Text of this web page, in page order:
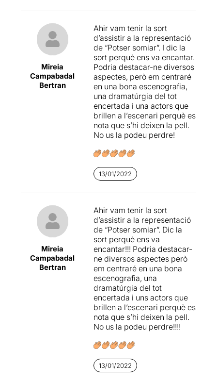
aquest joc amb el qual va
tota l’obra. Jugar amb
nosaltres amb la poca
informació que ens van
donant a comptagotes.
Aquest estat de no saber on
som exactament i no saber
quin paper juga el
personatge de Ramon
Godino. Vas pensant que és
un personatge o l’altre
important, fins que dius “ara,
ja sé qui és!!!”
El fet d’estar al limbo, o és el
que sembla, dóna un punt
afegit a l’escenografia. Que
inicialment sembla molt
sentit durant el transcurs de
l’obra.
Pots verure la resta de
meva opinió al següent
enllaç
A més, ara hem tingut la
bona noticia que prorroguen
uns quants dies més per
tenir temps d’anar a veure’ls.
Mireia
Campabadal
Bertran
Ahir vam tenir la sort
d’assistir a la representació
de “Potser somiar”. I dic la
sort perquè ens va encantar.
Podria destacar-ne diversos
aspectes, però em centraré
en una bona escenografia,
una dramatúrgia del tot
encertada i una actors que
brillen a l’escenari perquè es
nota que s’hi deixen la pell.
No us la podeu perdre!
13/01/2022
Mireia
Campabadal
Bertran
Ahir vam tenir la sort
d’assistir a la representació
de “Potser somiar”. Dic la
sort perquè ens va
encantar!!! Podria destacar-
ne diversos aspectes però
em centraré en una bona
escenografia, una
dramatúrgia del tot
encertada i uns actors que
brillen a l’escenari perquè es
nota que s’hi deixen la pell.
No us la podeu perdre!!!!
13/01/2022